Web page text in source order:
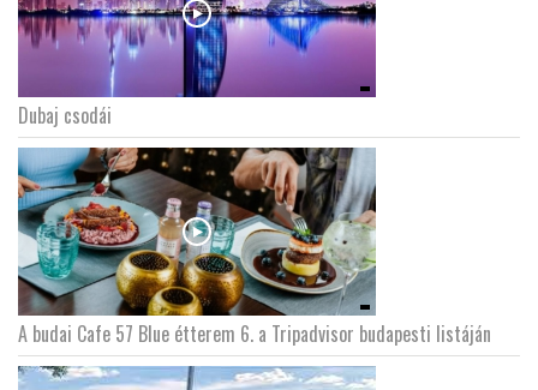
Dubaj csodái
A budai Cafe 57 Blue étterem 6. a Tripadvisor budapesti listáján